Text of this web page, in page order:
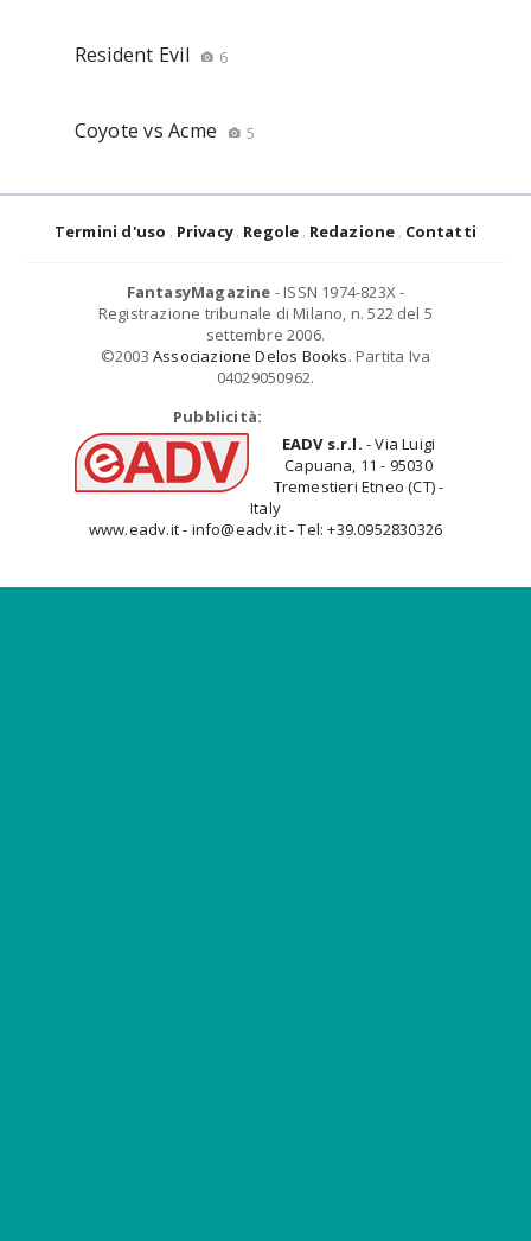
Resident Evil 6
Coyote vs Acme 5
Termini d'uso Privacy Regole Redazione Contatti
FantasyMagazine - ISSN 1974-823X -
Registrazione tribunale di Milano, n. 522 del 5
settembre 2006.
©2003 Associazione Delos Books. Partita Iva
04029050962.
Pubblicità:
EADV s.r.l. - Via Luigi
Capuana, 11 - 95030
Tremestieri Etneo (CT) -
Italy
www.eadv.it - info@eadv.it - Tel: +39.0952830326